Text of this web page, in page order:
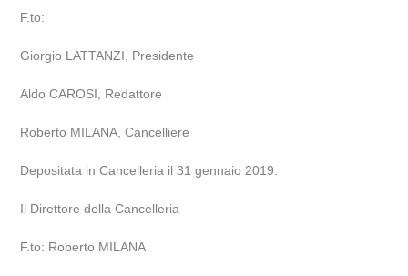
F.to:
Giorgio LATTANZI, Presidente
Aldo CAROSI, Redattore
Roberto MILANA, Cancelliere
Depositata in Cancelleria il 31 gennaio 2019.
Il Direttore della Cancelleria
F.to: Roberto MILANA